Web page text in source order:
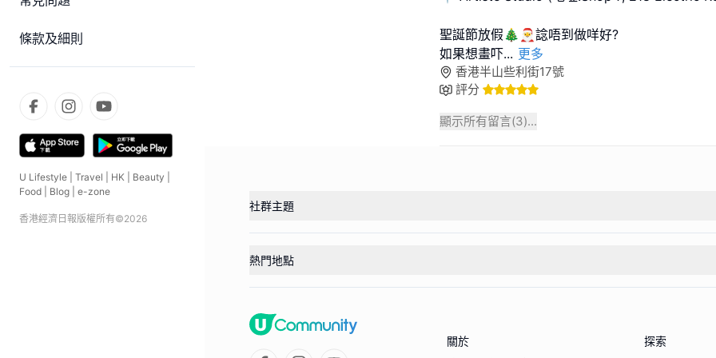
條款及細則
U Lifestyle Travel HK Beauty
Food
Blog e-zone
香港經濟日報版權所有©2026
聖誕節放假🎄🎅諗唔到做咩好?
如果想畫吓... 更多
香港半山些利街17號
評分
顯示所有留言(3)...
社群主題
熱門地點
關於 探索